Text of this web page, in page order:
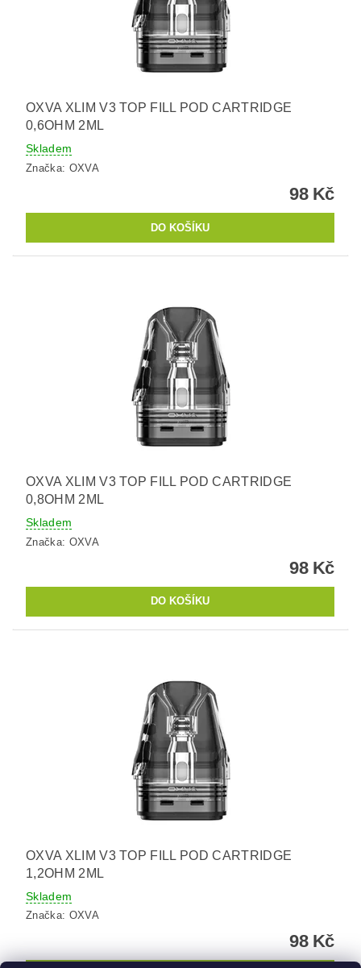
OXVA XLIM V3 TOP FILL POD CARTRIDGE
0,6OHM 2ML
Skladem
Značka: OXVA
98 Kč
OXVA XLIM V3 TOP FILL POD CARTRIDGE
0,8OHM 2ML
Skladem
Značka: OXVA
98 Kč
OXVA XLIM V3 TOP FILL POD CARTRIDGE
1,2OHM 2ML
Skladem
Značka: OXVA
98 Kč